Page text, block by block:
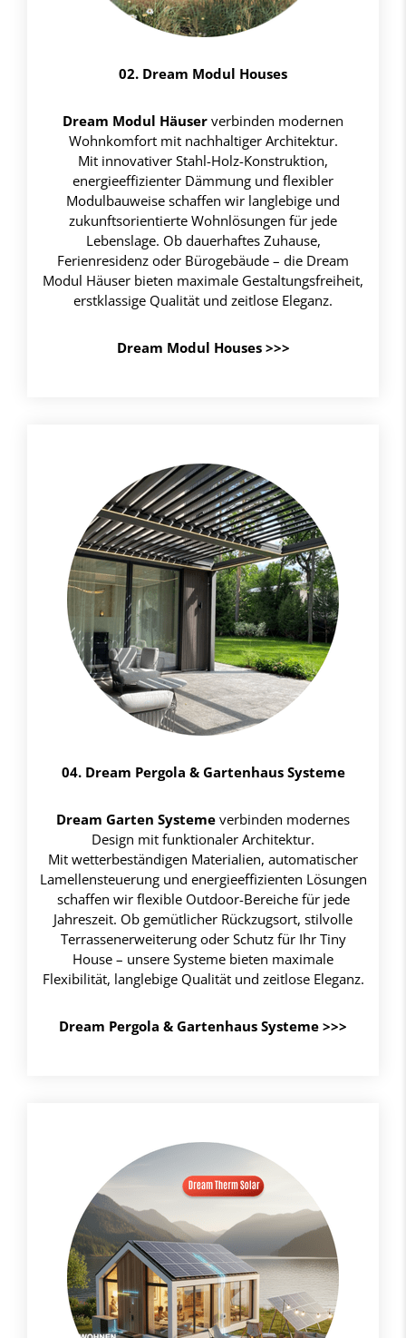
02. Dream Modul Houses
Dream Modul Häuserverbinden modernen
Wohnkomfort mit nachhaltiger Architektur.
Mit innovativer Stahl-Holz-Konstruktion,
energieeffizienter Dämmung und flexibler
Modulbauweise schaffen wir langlebige und
zukunftsorientierte Wohnlösungen für jede
Lebenslage. Ob dauerhaftes Zuhause,
Ferienresidenz oder Bürogebäude – die Dream
Modul Häuser bieten maximale Gestaltungsfreiheit,
erstklassige Qualität und zeitlose Eleganz.
Dream Modul Houses >>>
04. Dream Pergola & Gartenhaus Systeme
Dream Garten Systemeverbinden modernes
Design mit funktionaler Architektur.
Mit wetterbeständigen Materialien, automatischer
Lamellensteuerung und energieeffizienten Lösungen
schaffen wir flexible Outdoor-Bereiche für jede
Jahreszeit. Ob gemütlicher Rückzugsort, stilvolle
Terrassenerweiterung oder Schutz für Ihr Tiny
House – unsere Systeme bieten maximale
Flexibilität, langlebige Qualität und zeitlose Eleganz.
Dream Pergola & Gartenhaus Systeme>>>